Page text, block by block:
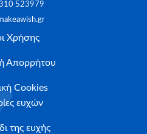
523979
Χρήσης
Απορρήτου
Cookies
ευχών
της ευχής